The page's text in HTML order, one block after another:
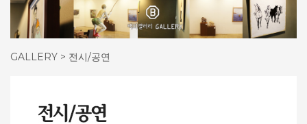
GALLERY > 전시/공연